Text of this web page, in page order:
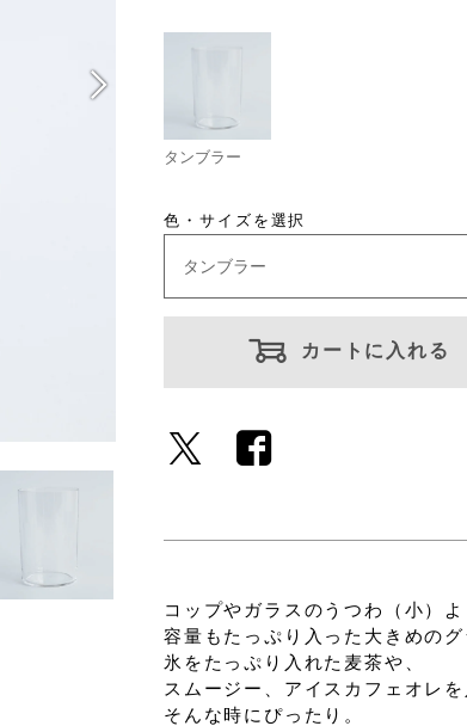
タンブラー
色・サイズを選択
カートに入れる
コップやガラスのうつわ（小）よ
容量もたっぷり入った大きめのグ
氷をたっぷり入れた麦茶や、
スムージー、アイスカフェオレ
そんな時にぴったり。